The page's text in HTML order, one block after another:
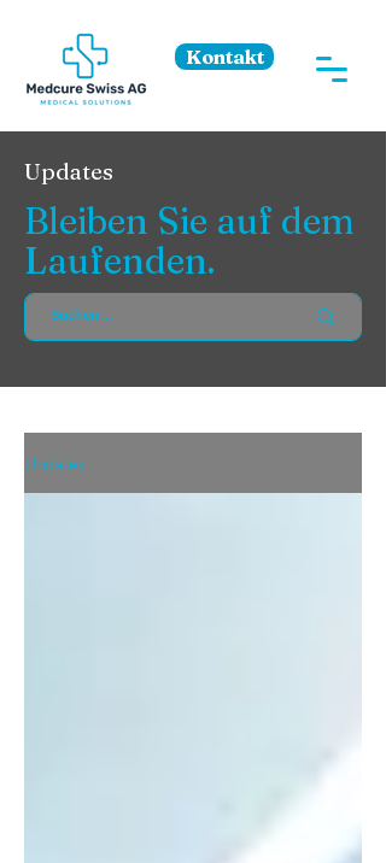
Kontakt
Updates
Bleiben Sie auf dem
Laufenden.
Updates